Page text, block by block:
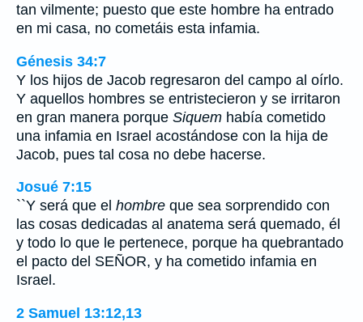
tan vilmente; puesto que este hombre ha entrado
en mi casa, no cometáis esta infamia.
Génesis 34:7
Y los hijos de Jacob regresaron del campo al oírlo.
Y aquellos hombres se entristecieron y se irritaron
en gran manera porque Siquem había cometido
una infamia en Israel acostándose con la hija de
Jacob, pues tal cosa no debe hacerse.
Josué 7:15
``Y será que el hombre que sea sorprendido con
las cosas dedicadas al anatema será quemado, él
y todo lo que le pertenece, porque ha quebrantado
el pacto del SEÑOR, y ha cometido infamia en
Israel.
2 Samuel 13:12,13